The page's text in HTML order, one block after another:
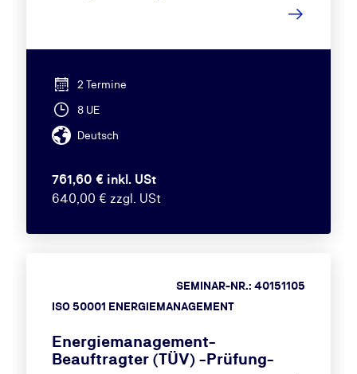
2 Termine
8 UE
Deutsch
761,60 € inkl. USt
640,00 € zzgl. USt
ISO 50001 ENERGIEMANAGEMENT
SEMINAR-NR.: 40151105
Energiemanagement-
Beauftragter (TÜV) -Prüfung-